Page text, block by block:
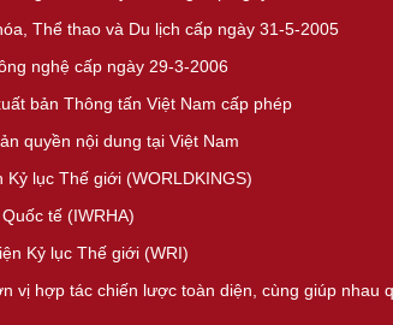
Thể thao và Du lịch cấp ngày 31-5-2005
nghệ cấp ngày 29-3-2006
bản Thông tấn Việt Nam cấp phép
quyền nội dung tại Việt Nam
lục Thế giới (WORLDKINGS)
tế (IWRHA)
Kỷ lục Thế giới (WRI)
vị hợp tác chiến lược toàn diện, cùng giúp nhau